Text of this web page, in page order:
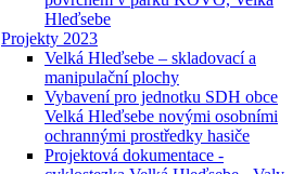
Hleďsebe
Projekty 2023
Velká Hleďsebe – skladovací a
manipulační plochy
Vybavení pro jednotku SDH obce
Velká Hleďsebe novými osobními
ochrannými prostředky hasiče
Projektová dokumentace -